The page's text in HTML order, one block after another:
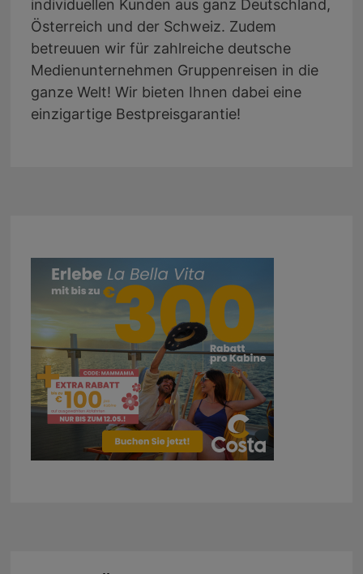
individuellen Kunden aus ganz Deutschland,
Österreich und der Schweiz. Zudem
betreuuen wir für zahlreiche deutsche
Medienunternehmen Gruppenreisen in die
ganze Welt! Wir bieten Ihnen dabei eine
einzigartige Bestpreisgarantie!